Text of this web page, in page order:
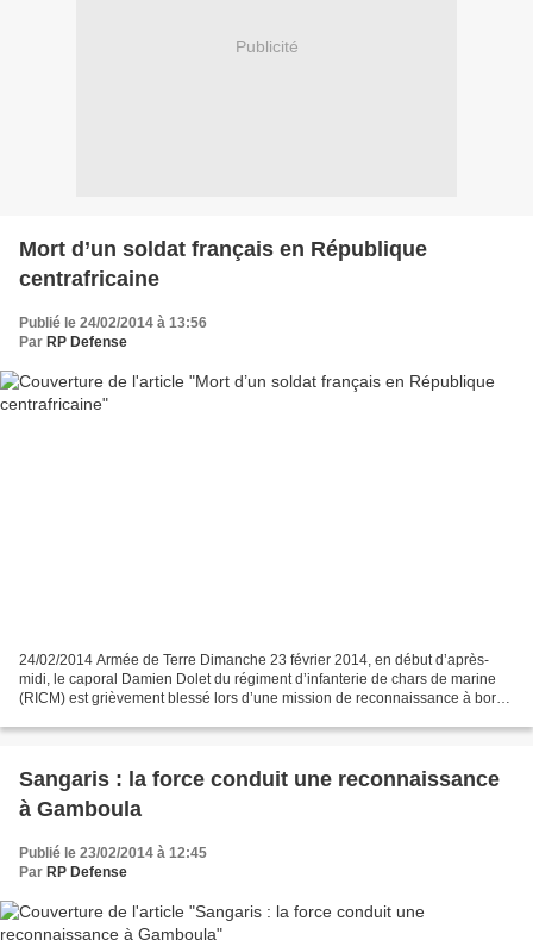
Publicité
Mort d’un soldat français en République
centrafricaine
Publié le 24/02/2014 à 13:56
Par RP Defense
24/02/2014 Armée de Terre Dimanche 23 février 2014, en début d’après-
midi, le caporal Damien Dolet du régiment d’infanterie de chars de marine
(RICM) est grièvement blessé lors d’une mission de reconnaissance à bord
Sangaris : la force conduit une reconnaissance
à Gamboula
Publié le 23/02/2014 à 12:45
Par RP Defense